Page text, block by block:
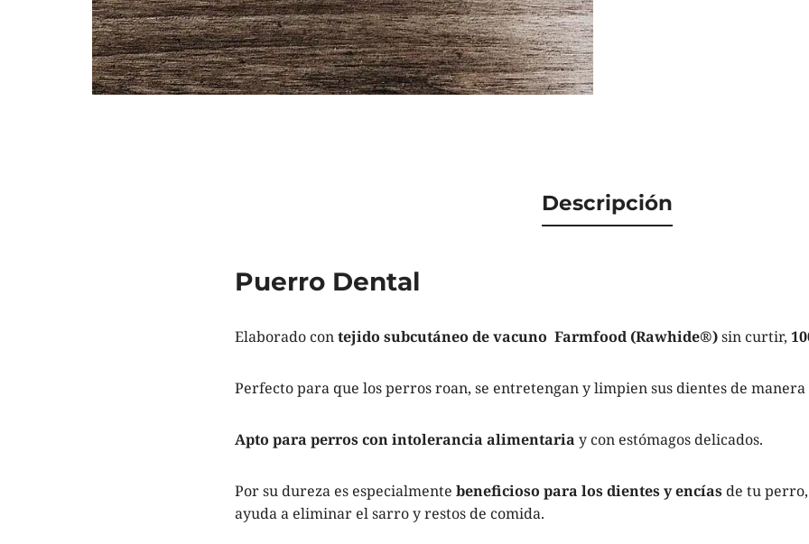
Descripción
Puerro Dental
Elaborado contejido subcutáneo de vacuno Farmfood (Rawhide®)sin curtir,
Perfecto para que los perros roan, se entretengan y limpien sus dientes de manera
Apto para perros con intolerancia alimentaria y con estómagos delicados.
Por su dureza es especialmente beneficioso para los dientes y encíasde tu perro,
ayuda a eliminar el sarro y restos de comida.